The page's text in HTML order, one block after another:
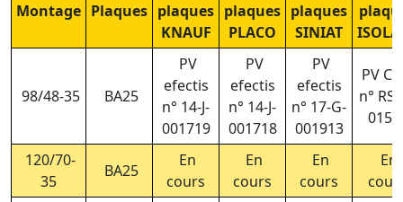
Montage Plaques plaques
KNAUF
plaques
PLACO
plaques
SINIAT
98/48-35 BA25
PV
efectis
n° 14-J-
001719
PV
efectis
n° 14-J-
001718
PV
efectis
n° 17-G-
001913
PV
n°
015/
120/70-
35
BA25
En
cours
En
cours
En
cours
En